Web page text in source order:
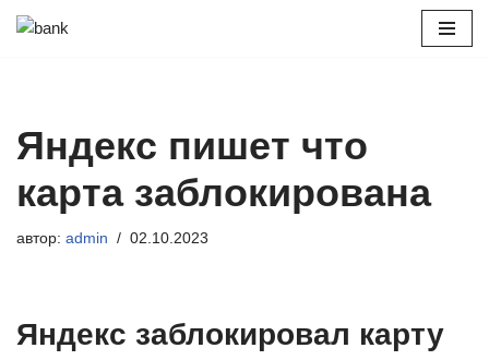
Яндекс пишет что
карта заблокирована
автор: admin 02.10.2023
Яндекс заблокировал карту